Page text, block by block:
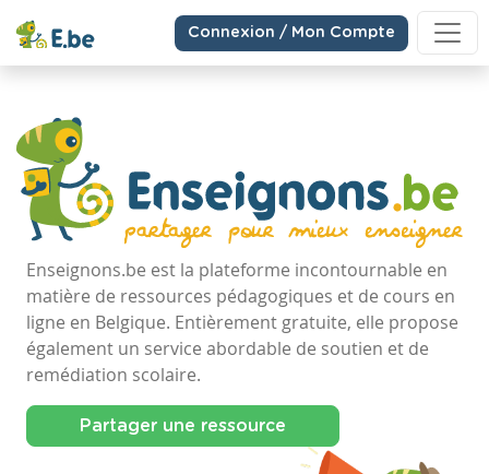
Connexion / Mon Compte
Enseignons.be est la plateforme incontournable en
matière de ressources pédagogiques et de cours en
ligne en Belgique. Entièrement gratuite, elle propose
également un service abordable de soutien et de
remédiation scolaire.
Partager une ressource